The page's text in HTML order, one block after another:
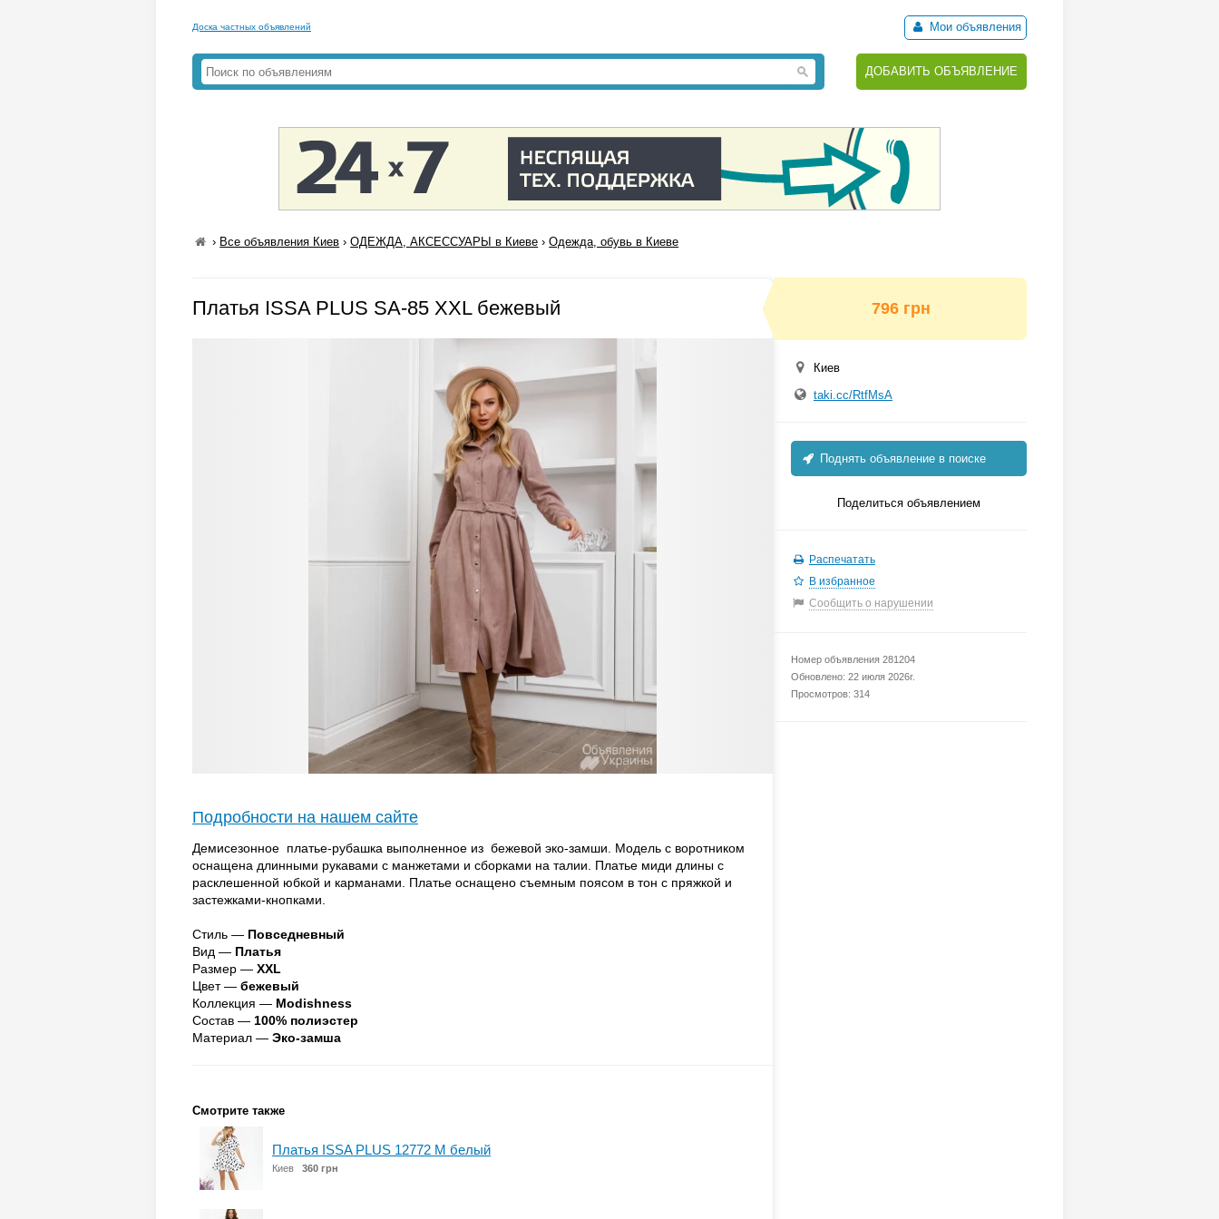
Доска частных объявлений Мои объявления
ДОБАВИТЬ ОБЪЯВЛЕНИЕ
› Все объявления Киев ›ОДЕЖДА, АКСЕССУАРЫ в Киеве ›Одежда, обувь в Киеве
Платья ISSA PLUS SA-85 XXL бежевый
Подробности на нашем сайте
Демисезонное платье-рубашка выполненное из бежевой эко-замши. Модель с воротником
оснащена длинными рукавами с манжетами и сборками на талии. Платье миди длины с
расклешенной юбкой и карманами. Платье оснащено съемным поясом в тон с пряжкой и
застежками-кнопками.
Стиль — Повседневный
Вид — Платья
Размер — XXL
Цвет — бежевый
Коллекция — Modishness
Состав — 100% полиэстер
Материал — Эко-замша
Смотрите также
Платья ISSA PLUS 12772 M белый
Киев 360 грн
796 грн
Киев
taki.cc/RtfMsA
Поднять объявление в поиске
Поделиться объявлением
Распечатать
В избранное
Сообщить о нарушении
Номер объявления 281204
Обновлено: 22 июля 2026г.
Просмотров: 314